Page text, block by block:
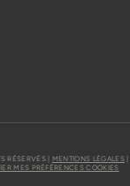
RÉSERVÉS | MENTIONS LÉGALES|
MES PRÉFÉRENCES COOKIES